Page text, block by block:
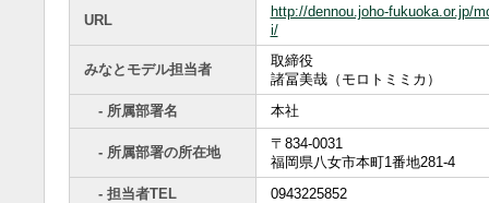
URL
http://dennou.joho-fukuoka.or.jp/
i/
みなとモデル担当者
取締役
諸冨美哉（モロトミミカ）
- 所属部署名
本社
- 所属部署の所在地
〒834-0031
福岡県八女市本町1番地281-4
- 担当者TEL
0943225852